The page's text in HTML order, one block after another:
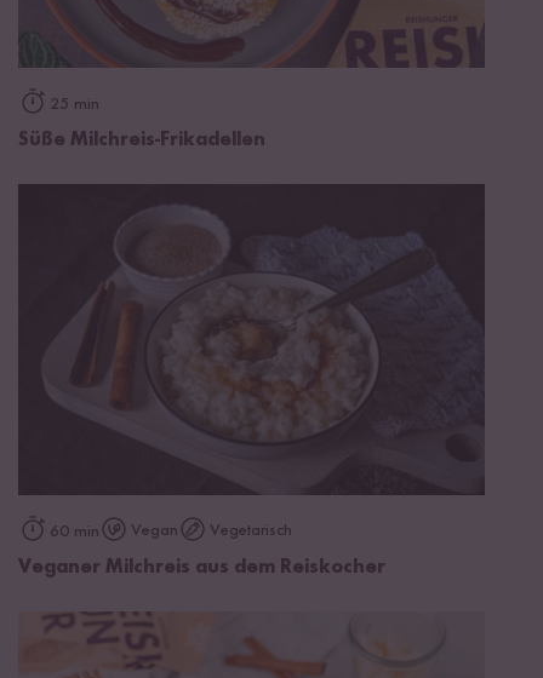
25 min
Süße Milchreis-Frikadellen
60 min Vegan Vegetarisch
Veganer Milchreis aus dem Reiskocher